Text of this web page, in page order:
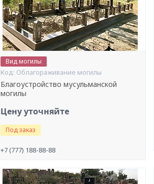
Вид могилы
Облагораживание могилы
Благоустройство мусульманской
могилы
Цену уточняйте
Под заказ
+7 (777) 188-88-88